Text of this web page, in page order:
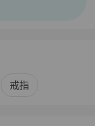
戒指